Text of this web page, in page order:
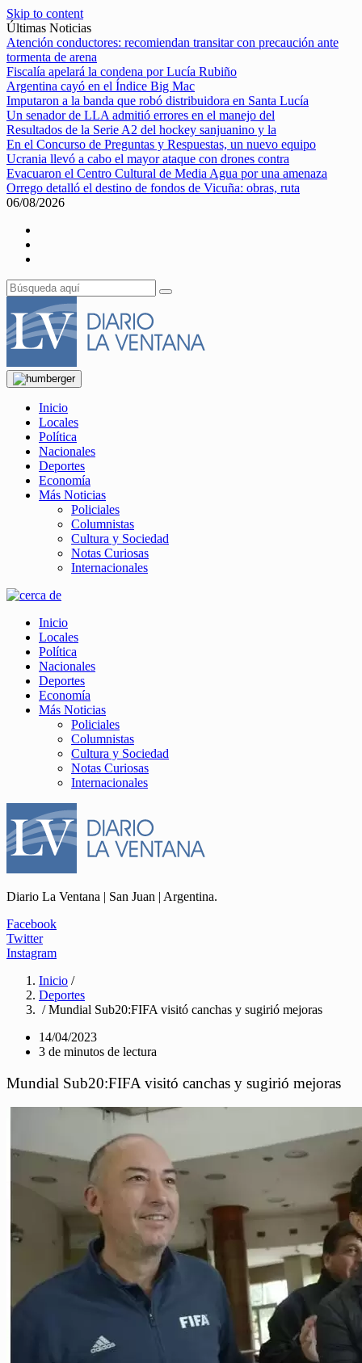
Skip to content
Últimas Noticias
Atención conductores: recomiendan transitar con precaución ante
tormenta de arena
Fiscalía apelará la condena por Lucía Rubiño
Argentina cayó en el Índice Big Mac
Imputaron a la banda que robó distribuidora en Santa Lucía
Un senador de LLA admitió errores en el manejo del
Resultados de la Serie A2 del hockey sanjuanino y la
En el Concurso de Preguntas y Respuestas, un nuevo equipo
Ucrania llevó a cabo el mayor ataque con drones contra
Evacuaron el Centro Cultural de Media Agua por una amenaza
Orrego detalló el destino de fondos de Vicuña: obras, ruta
06/08/2026
Inicio
Locales
Política
Nacionales
Deportes
Economía
Más Noticias
Policiales
Columnistas
Cultura y Sociedad
Notas Curiosas
Internacionales
Inicio
Locales
Política
Nacionales
Deportes
Economía
Más Noticias
Policiales
Columnistas
Cultura y Sociedad
Notas Curiosas
Internacionales
Diario La Ventana | San Juan | Argentina.
Facebook
Twitter
Instagram
Inicio /
Deportes
/ Mundial Sub20:FIFA visitó canchas y sugirió mejoras
14/04/2023
3 de minutos de lectura
Mundial Sub20:FIFA visitó canchas y sugirió mejoras